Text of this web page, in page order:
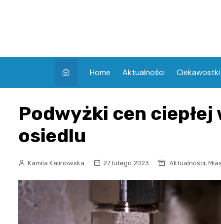
Home Aktualności Ciekawostki
Podwyżki cen
osiedlu
Kamila Kalinowska 27 lutego 2023 Aktualności,